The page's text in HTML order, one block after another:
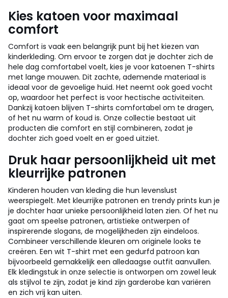
Kies katoen voor maximaal
comfort
Comfort is vaak een belangrijk punt bij het kiezen van
kinderkleding. Om ervoor te zorgen dat je dochter zich de
hele dag comfortabel voelt, kies je voor katoenen T-shirts
met lange mouwen. Dit zachte, ademende materiaal is
ideaal voor de gevoelige huid. Het neemt ook goed vocht
op, waardoor het perfect is voor hectische activiteiten.
Dankzij katoen blijven T-shirts comfortabel om te dragen,
of het nu warm of koud is. Onze collectie bestaat uit
producten die comfort en stijl combineren, zodat je
dochter zich goed voelt en er goed uitziet.
Druk haar persoonlijkheid uit met
kleurrijke patronen
Kinderen houden van kleding die hun levenslust
weerspiegelt. Met kleurrijke patronen en trendy prints kun je
je dochter haar unieke persoonlijkheid laten zien. Of het nu
gaat om speelse patronen, artistieke ontwerpen of
inspirerende slogans, de mogelijkheden zijn eindeloos.
Combineer verschillende kleuren om originele looks te
creëren. Een wit T-shirt met een gedurfd patroon kan
bijvoorbeeld gemakkelijk een alledaagse outfit aanvullen.
Elk kledingstuk in onze selectie is ontworpen om zowel leuk
als stijlvol te zijn, zodat je kind zijn garderobe kan variëren
en zich vrij kan uiten.